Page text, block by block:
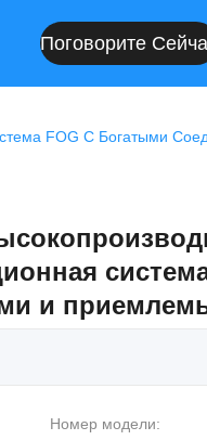
Поговорите
и
Номер модели: